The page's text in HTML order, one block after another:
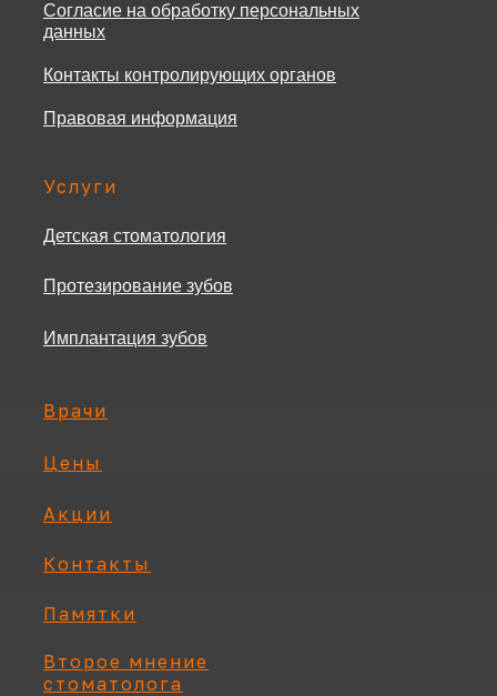
Услуги
Врачи
Имплантация зубов
Цены
Акции
Контакты
Памятки
Второе мнение
стоматолога
Контакты контролирующих органов
Правовая информация
Согласие на обработку персональных
данных
Протезирование зубов
Детская стоматология